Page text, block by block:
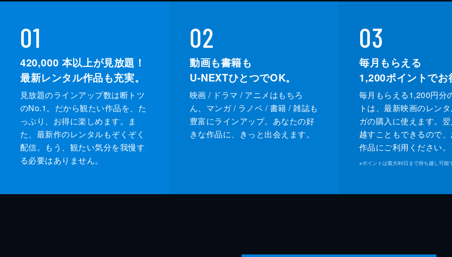
01
420,000 本以上が見放題！
最新レンタル作品も充実。
見放題のラインアップ数は断トツ
のNo.1。だから観たい作品を、た
っぷり、お得に楽しめます。ま
た、最新作のレンタルもぞくぞく
配信。もう、観たい気分を我慢す
る必要はありません。
02
動画も書籍も
U-NEXTひとつでOK。
映画 / ドラマ / アニメはもちろ
ん、マンガ / ラノベ / 書籍 / 雑誌も
豊富にラインアップ。あなたの好
きな作品に、きっと出会えます。
03
毎月もらえる
1,200ポイントでお
毎月もらえる1,200円分
トは、最新映画のレン
ガの購入に使えます。
越すこともできるので
作品にご利用ください。
※ポイントは最大90日まで持ち越し可能